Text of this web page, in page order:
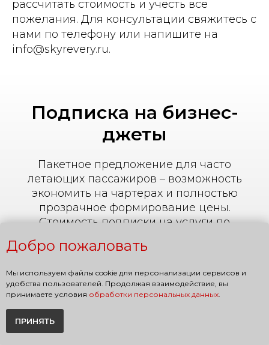
рассчитать стоимость и учесть все
пожелания. Для консультации свяжитесь с
нами по телефону или напишите на
info@skyrevery.ru.
Подписка на бизнес-
джеты
Пакетное предложение для часто
летающих пассажиров – возможность
экономить на чартерах и полностью
прозрачное формирование цены.
Стоимость подписки на услуги по
организации и сопровождению полетов в
рамках указанного периода
Добро пожаловать
Мы используем файлы cookie для персонализации сервисов и
удобства пользователей. Продолжая взаимодействие, вы
принимаете условия обработки персональных данных.
ПРИНЯТЬ